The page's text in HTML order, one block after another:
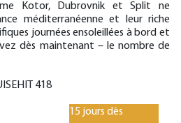
Kotor, Dubrovnik et Split ne
méditerranéenne et leur riche
journées ensoleillées à bord et
dès maintenant – le nombre de
418
15 jours dès